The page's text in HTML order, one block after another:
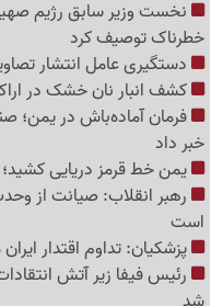
نخست وزیر سابق رژیم
خطرناک توصیف کرد
دستگیری عامل انتشار
کشف انبار نان خشک در
فرمان آماده‌باش در یمن؛
خبر داد
یمن خط قرمز دریایی
رهبر انقلاب: صیانت از
است
پزشکیان: تداوم اقتدار
رئیس فیفا زیر آتش